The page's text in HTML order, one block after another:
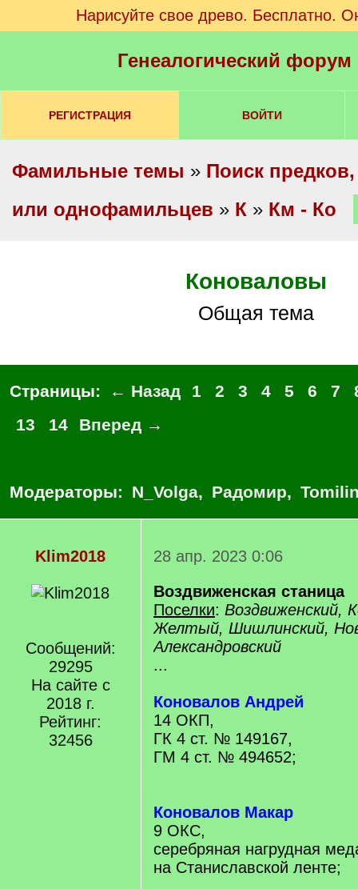
Нарисуйте свое древо. Бесплатно.
Генеалогический
РЕГИСТРАЦИЯ ВОЙТИ
Фамильные темы » Поиск
или однофамильцев » К » Км - Ко
Коноваловы
Общая тема
Страницы: ← Назад 1 2 3 4 5 6 7
13
14 Вперед →
Модераторы: N_Volga, Радомир,
Klim2018
Сообщений:
29295
На сайте с
2018 г.
Рейтинг:
32456
28 апр. 2023 0:06
Воздвиженская станица
Поселки: Воздвиженский,
Желтый, Шишлинский,
Александровский
...
Коновалов Андрей
14 ОКП,
ГК 4 ст. № 149167,
ГМ 4 ст. № 494652;
Коновалов Макар
9 ОКС,
серебряная нагрудная
на Станиславской ленте;